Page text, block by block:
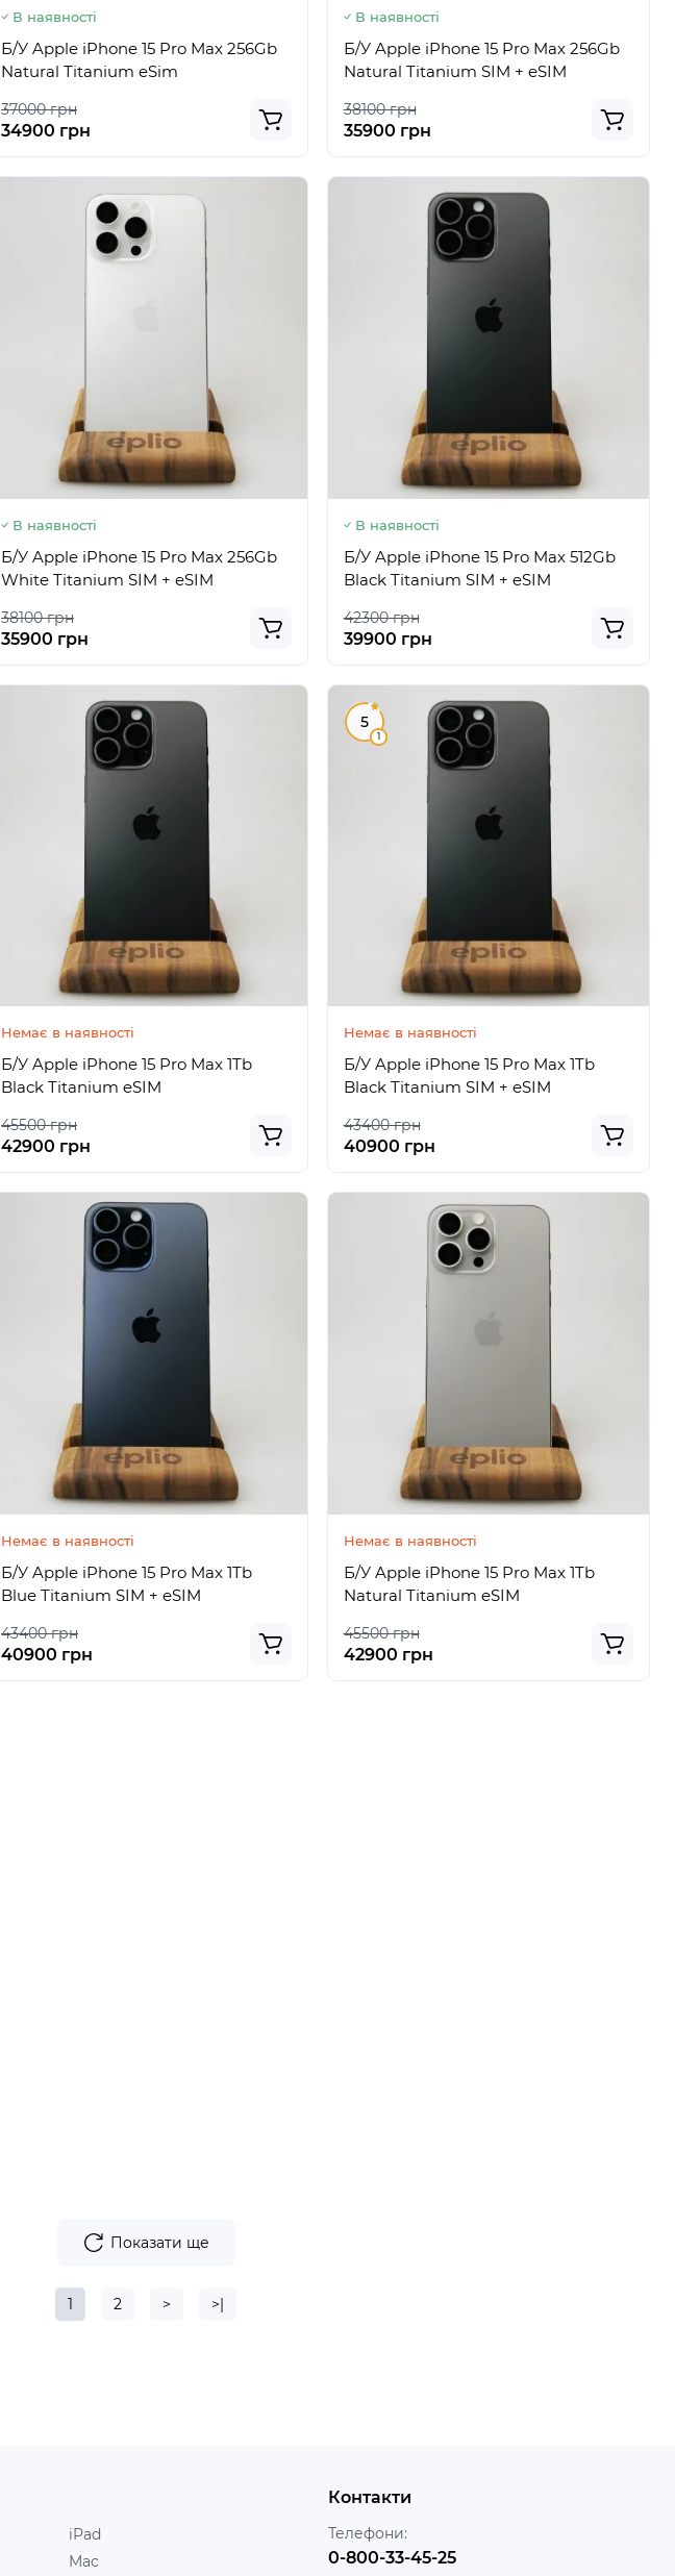
В наявності
Б/У Apple iPhone 15 Pro Max 256Gb
Natural Titanium eSim
37000 грн
34900 грн
В наявності
Б/У Apple iPhone 15 Pro Max 256Gb
Natural Titanium SIM + eSIM
38100 грн
35900 грн
В наявності
Б/У Apple iPhone 15 Pro Max 256Gb
White Titanium SIM + eSIM
38100 грн
35900 грн
В наявності
Б/У Apple iPhone 15 Pro Max 512Gb
Black Titanium SIM + eSIM
42300 грн
39900 грн
Немає в наявності
Б/У Apple iPhone 15 Pro Max 1Tb
Black Titanium eSIM
45500 грн
42900 грн
5
1
Немає в наявності
Б/У Apple iPhone 15 Pro Max 1Tb
Black Titanium SIM + eSIM
43400 грн
40900 грн
Немає в наявності
Б/У Apple iPhone 15 Pro Max 1Tb
Blue Titanium SIM + eSIM
43400 грн
40900 грн
Немає в наявності
Б/У Apple iPhone 15 Pro Max 1Tb
Natural Titanium eSIM
45500 грн
42900 грн
Показати ще
1 2 > >|
iPad
Mac
Контакти
Телефони:
0-800-33-45-25